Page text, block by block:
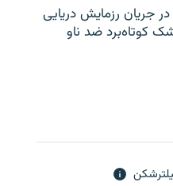
جریان رزمایش دریایی
کوتاه‌برد ضد ناو